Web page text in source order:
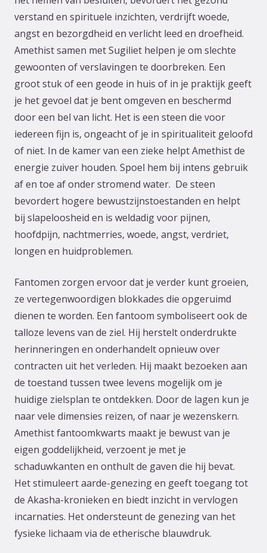
verstand en spirituele inzichten, verdrijft woede,
angst en bezorgdheid en verlicht leed en droefheid.
Amethist samen met Sugiliet helpen je om slechte
gewoonten of verslavingen te doorbreken. Een
groot stuk of een geode in huis of in je praktijk geeft
je het gevoel dat je bent omgeven en beschermd
door een bel van licht. Het is een steen die voor
iedereen fijn is, ongeacht of je in spiritualiteit geloofd
of niet. In de kamer van een zieke helpt Amethist de
energie zuiver houden. Spoel hem bij intens gebruik
af en toe af onder stromend water. De steen
bevordert hogere bewustzijnstoestanden en helpt
bij slapeloosheid en is weldadig voor pijnen,
hoofdpijn, nachtmerries, woede, angst, verdriet,
longen en huidproblemen.
Fantomen zorgen ervoor dat je verder kunt groeien,
ze vertegenwoordigen blokkades die opgeruimd
dienen te worden. Een fantoom symboliseert ook de
talloze levens van de ziel. Hij herstelt onderdrukte
herinneringen en onderhandelt opnieuw over
contracten uit het verleden. Hij maakt bezoeken aan
de toestand tussen twee levens mogelijk om je
huidige zielsplan te ontdekken. Door de lagen kun je
naar vele dimensies reizen, of naar je wezenskern.
Amethist fantoomkwarts maakt je bewust van je
eigen goddelijkheid, verzoent je met je
schaduwkanten en onthult de gaven die hij bevat.
Het stimuleert aarde-genezing en geeft toegang tot
de Akasha-kronieken en biedt inzicht in vervlogen
incarnaties. Het ondersteunt de genezing van het
fysieke lichaam via de etherische blauwdruk.